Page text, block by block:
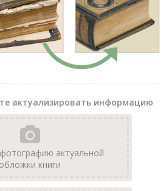
актуализировать информацию
актуальной
обложки книги